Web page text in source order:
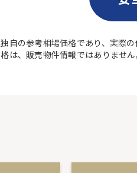
自の参考相場価格であり、実際の
は、販売物件情報ではありません